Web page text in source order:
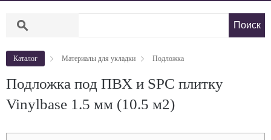
search
Каталог Материалы для укладки Подложка
Подложка под ПВХ и SPC плитку
Vinylbase 1.5 мм (10.5 м2)